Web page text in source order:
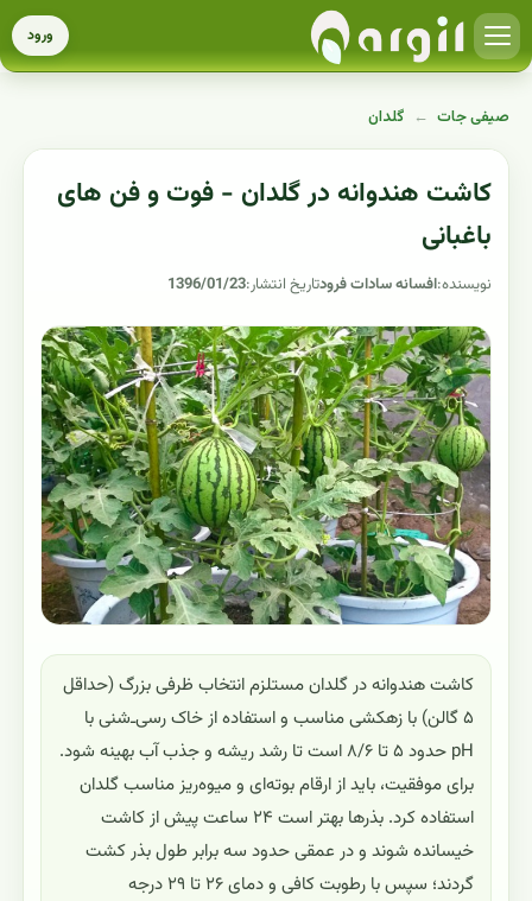
ورود
صیفی جات ← گلدان
کاشت هندوانه در گلدان - فوت و فن های
باغبانی
نویسنده:افسانه سادات فرودتاریخ انتشار:1396/01/23
کاشت هندوانه در گلدان مستلزم انتخاب ظرفی بزرگ (حداقل
۵ گالن) با زهکشی مناسب و استفاده از خاک رسی‌ـ‌شنی با
pH حدود ۵ تا ۸/۶ است تا رشد ریشه و جذب آب بهینه شود.
برای موفقیت، باید از ارقام بوته‌ای و میوه‌ریز مناسب گلدان
استفاده کرد. بذرها بهتر است ۲۴ ساعت پیش از کاشت
خیسانده شوند و در عمقی حدود سه برابر طول بذر کشت
گردند؛ سپس با رطوبت کافی و دمای ۲۶ تا ۲۹ درجه